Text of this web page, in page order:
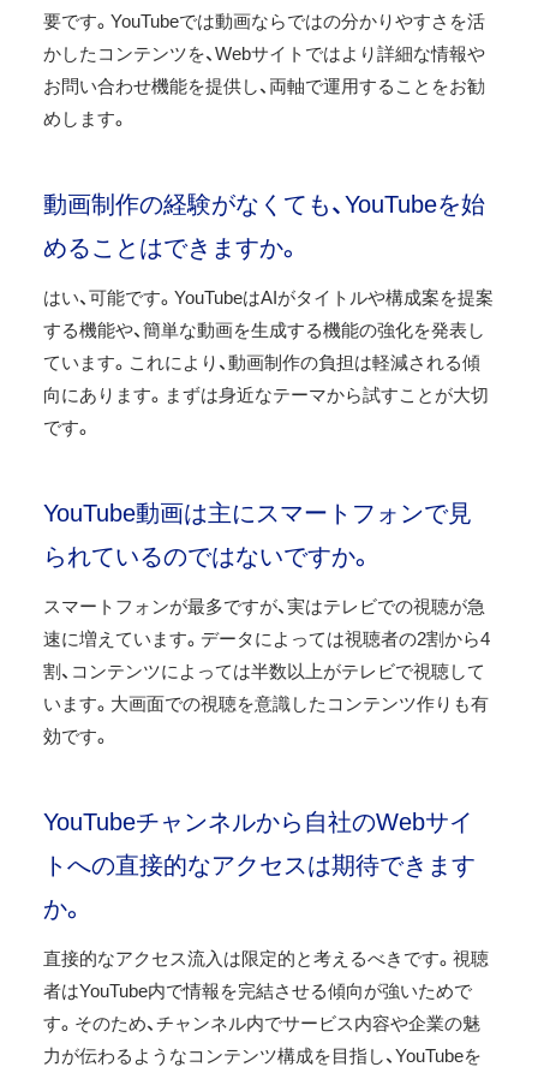
要です。YouTubeでは動画ならではの分かりやすさを活
かしたコンテンツを、Webサイトではより詳細な情報や
お問い合わせ機能を提供し、両軸で運用することをお勧
めします。
動画制作の経験がなくても、YouTubeを始
めることはできますか。
はい、可能です。YouTubeはAIがタイトルや構成案を提案
する機能や、簡単な動画を生成する機能の強化を発表し
ています。これにより、動画制作の負担は軽減される傾
向にあります。まずは身近なテーマから試すことが大切
です。
YouTube動画は主にスマートフォンで見
られているのではないですか。
スマートフォンが最多ですが、実はテレビでの視聴が急
速に増えています。データによっては視聴者の2割から4
割、コンテンツによっては半数以上がテレビで視聴して
います。大画面での視聴を意識したコンテンツ作りも有
効です。
YouTubeチャンネルから自社のWebサイ
トへの直接的なアクセスは期待できます
か。
直接的なアクセス流入は限定的と考えるべきです。視聴
者はYouTube内で情報を完結させる傾向が強いためで
す。そのため、チャンネル内でサービス内容や企業の魅
力が伝わるようなコンテンツ構成を目指し、YouTubeを